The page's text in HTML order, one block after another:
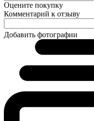
Оцените покупку
Комментарий к отзыву
Добавить фотографии